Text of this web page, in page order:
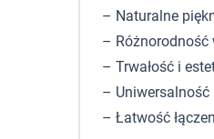
– Naturalne
–
– Trwałość i
–
– Łatwość